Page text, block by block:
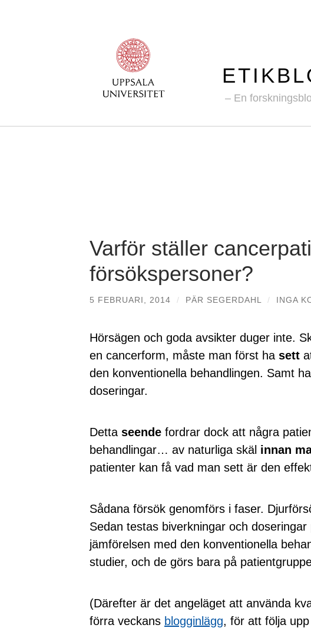
En
Varför ställer
försökspersoner?
5 FEBRUARI, 2014 / PÄR SEGERDAHL / INGA
Hörsägen och goda avsikter duger inte.
en cancerform, måste man först ha sett
den konventionella behandlingen. Samt
doseringar.
Detta seende fordrar dock att några
behandlingar… av naturliga skäl innan
patienter kan få vad man sett är den
Sådana försök genomförs i faser.
Sedan testas biverkningar och
jämförelsen med den konventionella
studier, och de görs bara på
(Därefter är det angeläget att använda
förra veckans blogginlägg, för att följa